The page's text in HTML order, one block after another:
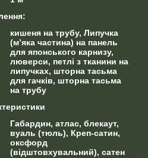
кишеня на трубу, Липучка
(м’яка частина) на панель
для японського карнизу,
люверси, петлі з тканини на
липучках, шторна тасьма
для гачків, шторна тасьма
на трубу
Габардин, атлас, блекаут,
вуаль (тюль), Креп-сатин,
оксфорд
(відштовхувальний), сатен